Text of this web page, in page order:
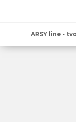
ARSY line -